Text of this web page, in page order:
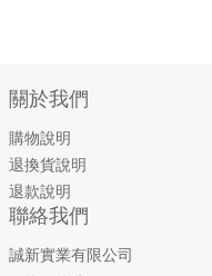
關於我們
購物說明
退換貨說明
退款說明
聯絡我們
誠新實業有限公司